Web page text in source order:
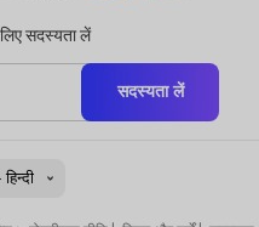
सदस्यता लें
सदस्यता लें